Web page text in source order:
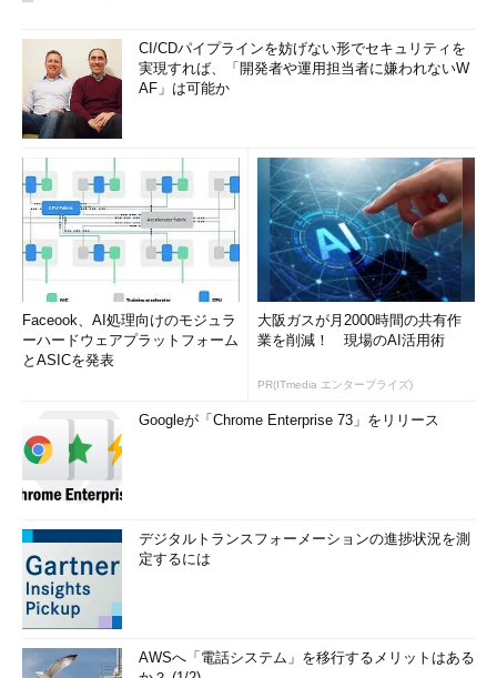
インストールの最後の段階でAdministratorのパスワードを
入力するとインストール作業は完了し、サインイン（ログオ
ン）した状態になる。コマンド・プロンプトしか表示されて
おらず、サーバ・マネージャやエクスプローラなどは使えな
「スタート画面」もなく、［Windows］キーを押しても何
Server Coreでは原則として、すべてこのコマンド・プロンプ
は、「powershell」コマンドを実行してPowerShellのシェルを起
動して利用する。ただし、ユーザー切り替えやパスワード変更、
サインアウト、タスク・マネージャ、再起動／シャットダウンの
各機能は、［Ctrl］＋［Alt］＋［Del］キーを押して表示される
CI/CDパイプラインを妨げない形でセキュリティを
実現すれば、「開発者や運用担当者に嫌われないW
AF」は可能か
Faceook、AI処理向けのモジュラ
ーハードウェアプラットフォーム
とASICを発表
大阪ガスが月2000時間の共有作
業を削減！ 現場のAI活用術
PR(ITmedia エンタープライズ)
Googleが「Chrome Enterprise 73」をリリース
デジタルトランスフォーメーションの進捗状況を測
定するには
AWSへ「電話システム」を移行するメリットはある